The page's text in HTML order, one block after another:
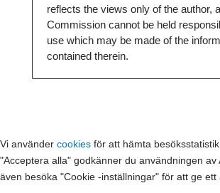
reflects the views only of the author,
Commission cannot be held
use which may be made of the
contained therein.
Vi använder cookies för att hämta
"Acceptera alla" godkänner du användningen av
även besöka "Cookie -inställningar" för att ge ett